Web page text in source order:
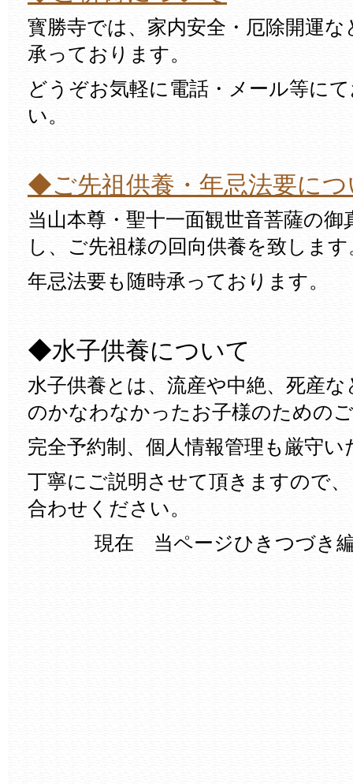
寳勝寺では、家内安全・厄除開運
承っております。
どうぞお気軽に電話・メール等に
い。
◆ご先祖供養・年忌法要につ
当山本尊・聖十一面観世音菩薩の
し、ご先祖様の回向供養を致します
年忌法要も随時承っております。
◆水子供養について
水子供養とは、流産や中絶、死産
のかなわなかったお子様のための
完全予約制、個人情報管理も厳守
丁寧にご説明させて頂きますので
合わせください。
現在 当ページひきつづき